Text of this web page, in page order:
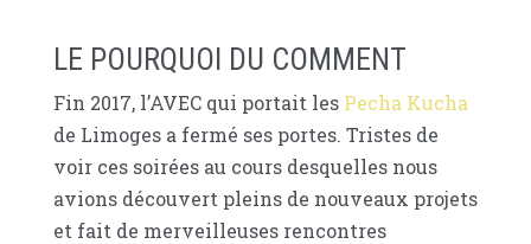
LE POURQUOI DU COMMENT
Fin 2017, l’AVEC qui portait les Pecha Kucha
de Limoges a fermé ses portes. Tristes de
voir ces soirées au cours desquelles nous
avions découvert pleins de nouveaux projets
et fait de merveilleuses rencontres